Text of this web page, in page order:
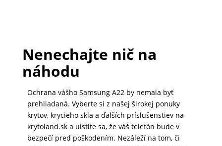
Nenechajte nič na
náhodu
Ochrana vášho Samsung A22 by nemala byť
prehliadaná. Vyberte si z našej širokej ponuky
krytov, krycieho skla a ďalších príslušenstiev na
krytoland.sk a uistite sa, že váš telefón bude v
bezpečí pred poškodením. Nezáleží na tom, či